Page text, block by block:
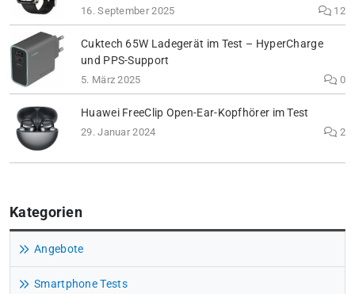
16. September 2025 12
Cuktech 65W Ladegerät im Test – HyperCharge
und PPS-Support
5. März 2025 0
Huawei FreeClip Open-Ear-Kopfhörer im Test
29. Januar 2024 2
Kategorien
Angebote
Smartphone Tests